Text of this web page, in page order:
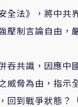
全法》，將中共
壓制言論自由，
吞共識，因應中
威脅為由，指示
回到戰爭狀態？